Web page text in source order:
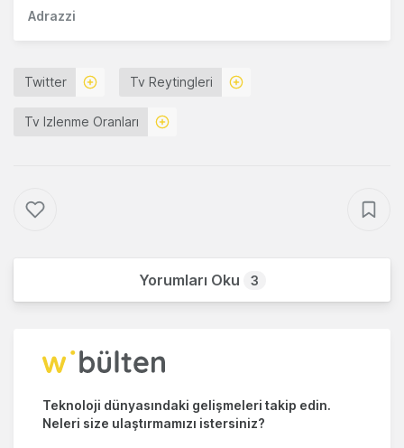
Adrazzi
Twitter Tv Reytingleri
Tv Izlenme Oranları
Yorumları Oku 3
Teknoloji dünyasındaki gelişmeleri takip edin.
Neleri size ulaştırmamızı istersiniz?